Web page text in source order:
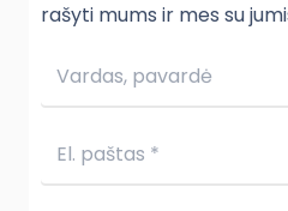
rašyti mums ir mes su